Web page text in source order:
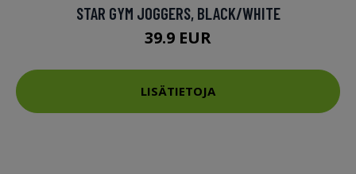
STAR GYM JOGGERS, BLACK/WHITE
39.9 EUR
LISÄTIETOJA